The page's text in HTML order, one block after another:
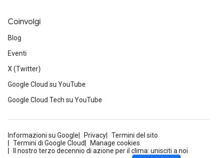
Coinvolgi
Blog
Eventi
X (Twitter)
Google Cloud su YouTube
Google Cloud Tech su YouTube
Informazioni su Google Privacy
Termini del sito
Termini di Google Cloud
Manage cookies
Il nostro terzo decennio di azione per il clima: unisciti a noi